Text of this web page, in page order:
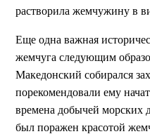
растворила жемчужину в
Еще одна важная
жемчуга следующим
Македонский собирался
порекомендовали ему
времена добычей морских
был поражен красотой